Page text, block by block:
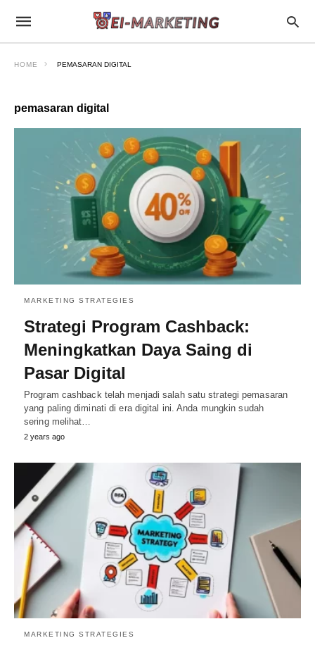
HOME PEMASARAN DIGITAL
pemasaran digital
MARKETING STRATEGIES
Strategi Program Cashback:
Meningkatkan Daya Saing di
Pasar Digital
Program cashback telah menjadi salah satu strategi pemasaran
yang paling diminati di era digital ini. Anda mungkin sudah
sering melihat…
2 years ago
MARKETING STRATEGIES